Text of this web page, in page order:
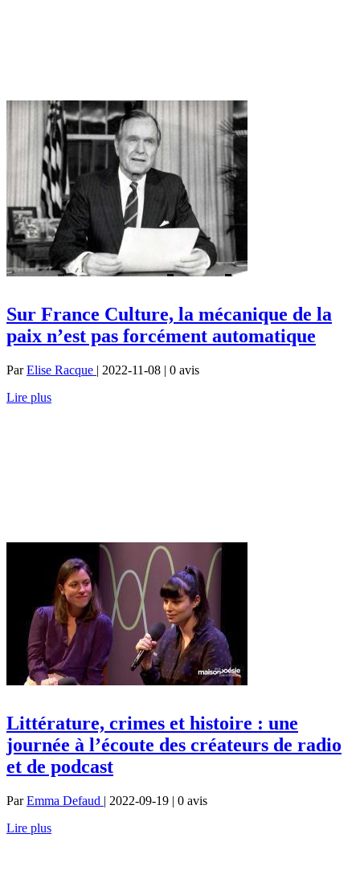
Sur France Culture, la mécanique de la
paix n’est pas forcément automatique
ParElise Racque | 2022-11-08 | 0 avis
Lire plus
Littérature, crimes et histoire : une
journée à l’écoute des créateurs de radio
et de podcast
ParEmma Defaud | 2022-09-19 | 0 avis
Lire plus